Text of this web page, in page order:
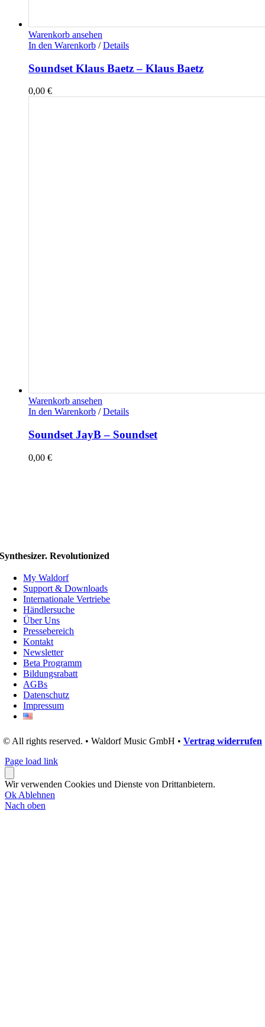
Warenkorb ansehen
In den Warenkorb / Details
Soundset Klaus Baetz – Klaus Baetz
0,00 €
Warenkorb ansehen
In den Warenkorb / Details
Soundset JayB – Soundset
0,00 €
Synthesizer. Revolutionized
My Waldorf
Support & Downloads
Internationale Vertriebe
Händlersuche
Über Uns
Pressebereich
Kontakt
Newsletter
Beta Programm
Bildungsrabatt
AGBs
Datenschutz
Impressum
© All rights reserved. • Waldorf Music GmbH • Vertrag widerrufen
Page load link
Wir verwenden Cookies und Dienste von Drittanbietern.
Ok Ablehnen
Nach oben